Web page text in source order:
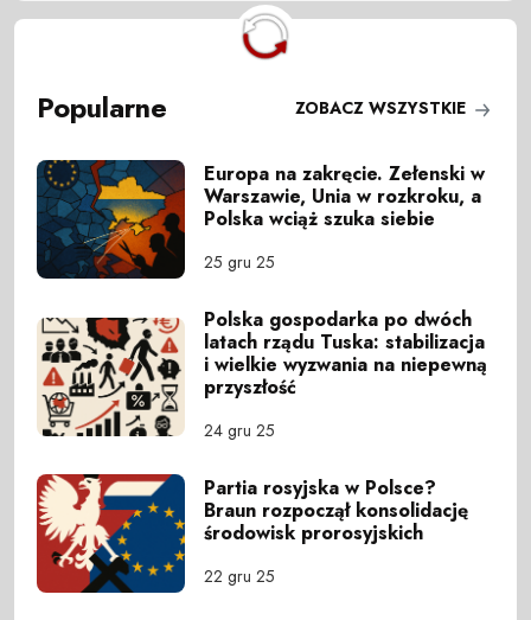
Popularne ZOBACZ WSZYSTKIE
Europa na zakręcie. Zełenski w
Warszawie, Unia w rozkroku, a
Polska wciąż szuka siebie
25 gru 25
Polska gospodarka po dwóch
latach rządu Tuska: stabilizacja
i wielkie wyzwania na niepewną
przyszłość
24 gru 25
Partia rosyjska w Polsce?
Braun rozpoczął konsolidację
środowisk prorosyjskich
22 gru 25